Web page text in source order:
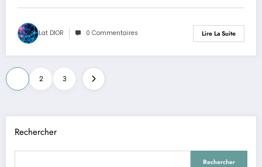
Lat DIOR 0 Commentaires Lire La Suite
Pagination
des
publications
2 3
Rechercher
Rechercher